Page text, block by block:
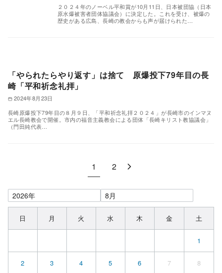
２０２４年のノーベル平和賞が10月11日、日本被団協（日本
原水爆被害者団体協議会）に決定した。これを受け、被爆の
歴史がある広島、長崎の教会からも声が届けられた…
「やられたらやり返す」は捨て 原爆投下79年目の長
崎「平和祈念礼拝」
2024年8月23日
長崎原爆投下79年目の８月９日、「平和祈念礼拝２０２４」が長崎市のインマヌ
エル長崎教会で開催。市内の福音主義教会による団体「長崎キリスト教協議会」
（門田純代表…
1 2
日 月 火 水 木 金 土
1
2 3 4 5 6 7 8